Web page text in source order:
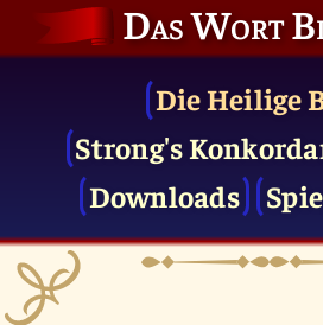
Das Wort
Die Heilige
Strong's
Downloads